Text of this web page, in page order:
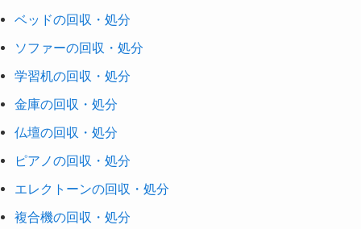
ベッドの回収・処分
ソファーの回収・処分
学習机の回収・処分
金庫の回収・処分
仏壇の回収・処分
ピアノの回収・処分
エレクトーンの回収・処分
複合機の回収・処分